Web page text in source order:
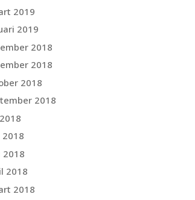
2019
2019
2018
2018
2018
2018
2018
2018
2018
2018